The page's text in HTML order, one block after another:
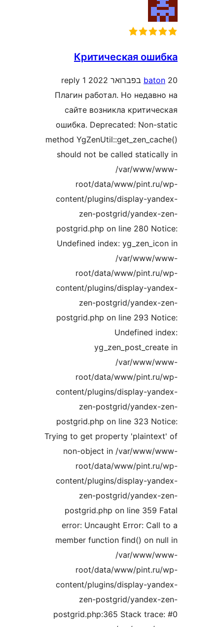
Критическая
1 reply
Плагин работал. Но
сайте возникла
ошибка. Deprecated:
method
should not be called
root/data/www/
content/plugins/display-
zen-postgrid/
postgrid.php on line 280
Undefined index:
root/data/www/
content/plugins/display-
zen-postgrid/
postgrid.php on line 293
root/data/www/
content/plugins/display-
zen-postgrid/
postgrid.php on line 323
Trying to get property
non-object in /var/
root/data/www/
content/plugins/display-
zen-postgrid/
postgrid.php on line
error: Uncaught Error:
member function find() on
root/data/www/
content/plugins/display-
zen-postgrid/
postgrid.php:365 Stack